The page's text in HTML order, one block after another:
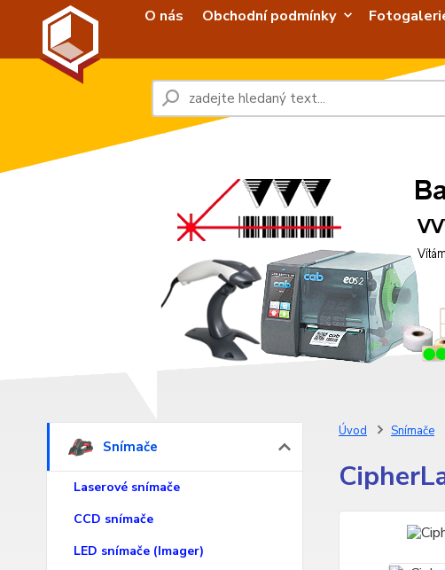
O nás Obchodní podmínky
Snímače
Laserové snímače
CCD snímače
LED snímače (Imager)
Úvod Snímače